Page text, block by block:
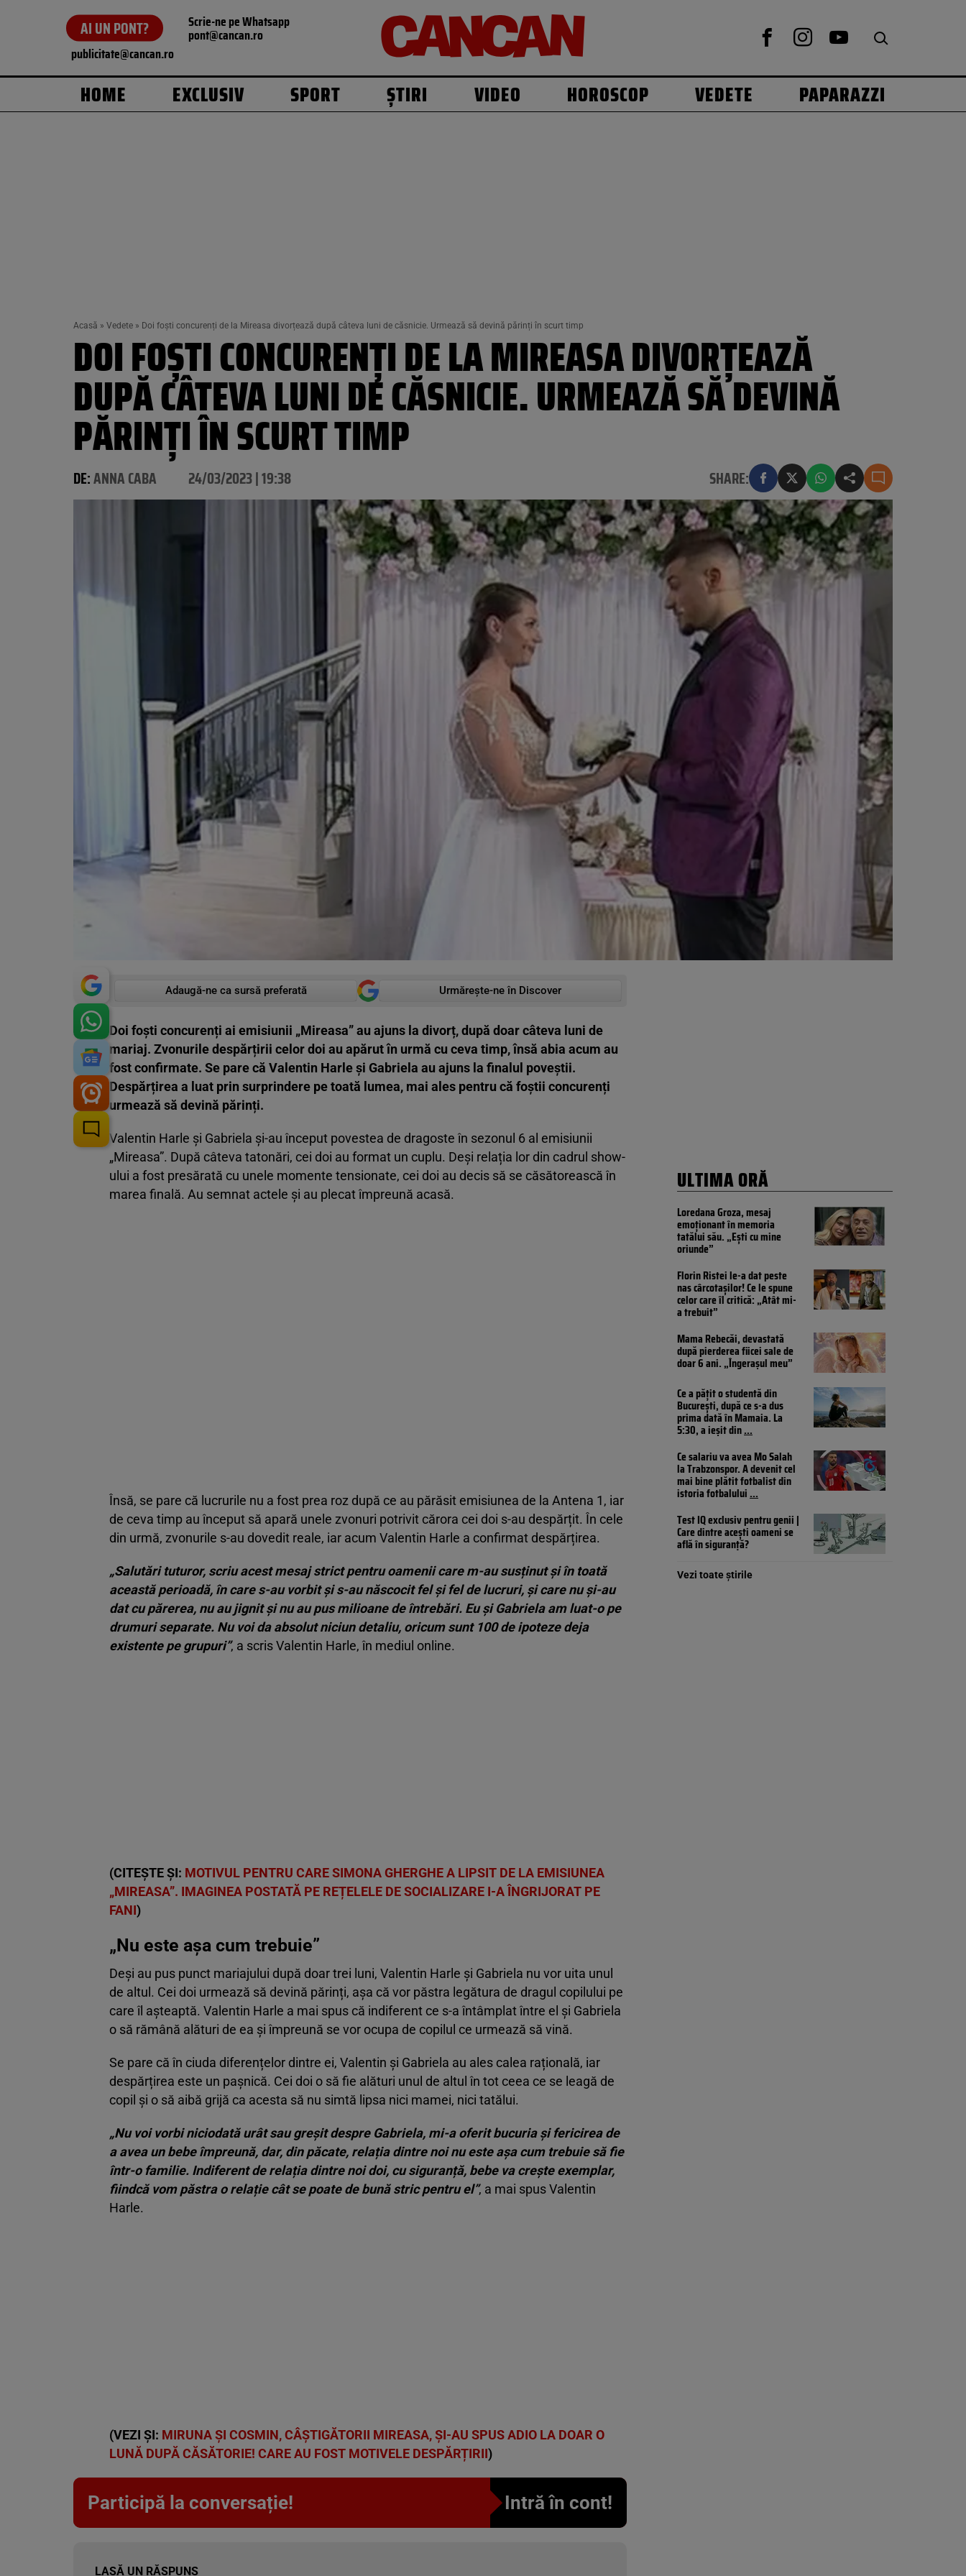
AI UN PONT? Scrie-ne pe Whatsapp
pont@cancan.ro
publicitate@cancan.ro
HOME EXCLUSIV SPORT ȘTIRI VIDEO HOROSCOP VEDETE PAPARAZZI
Acasă » Vedete » Doi foști concurenți de la Mireasa divorțează după câteva luni de căsnicie. Urmează să devină părinți în scurt timp
DOI FOȘTI CONCURENȚI DE LA MIREASA DIVORȚEAZĂ
DUPĂ CÂTEVA LUNI DE CĂSNICIE. URMEAZĂ SĂ DEVINĂ
PĂRINȚI ÎN SCURT TIMP
DE:ANNA CABA 24/03/2023 | 19:38 SHARE:
Adaugă-ne ca sursă preferată Urmărește-ne în Discover
Doi foști concurenți ai emisiunii „Mireasa” au ajuns la divorț, după doar câteva luni de
mariaj. Zvonurile despărțirii celor doi au apărut în urmă cu ceva timp, însă abia acum au
fost confirmate. Se pare că Valentin Harle și Gabriela au ajuns la finalul poveștii.
Despărțirea a luat prin surprindere pe toată lumea, mai ales pentru că foștii concurenți
urmează să devină părinți.
Valentin Harle și Gabriela și-au început povestea de dragoste în sezonul 6 al emisiunii
„Mireasa”. După câteva tatonări, cei doi au format un cuplu. Deși relația lor din cadrul show-
ului a fost presărată cu unele momente tensionate, cei doi au decis să se căsătorească în
marea finală. Au semnat actele și au plecat împreună acasă.
Însă, se pare că lucrurile nu a fost prea roz după ce au părăsit emisiunea de la Antena 1, iar
de ceva timp au început să apară unele zvonuri potrivit cărora cei doi s-au despărțit. În cele
din urmă, zvonurile s-au dovedit reale, iar acum Valentin Harle a confirmat despărțirea.
„Salutări tuturor, scriu acest mesaj strict pentru oamenii care m-au susținut și în toată
această perioadă, în care s-au vorbit și s-au născocit fel și fel de lucruri, și care nu și-au
dat cu părerea, nu au jignit și nu au pus milioane de întrebări. Eu și Gabriela am luat-o pe
drumuri separate. Nu voi da absolut niciun detaliu, oricum sunt 100 de ipoteze deja
existente pe grupuri”, a scris Valentin Harle, în mediul online.
(CITEȘTE ȘI: MOTIVUL PENTRU CARE SIMONA GHERGHE A LIPSIT DE LA EMISIUNEA
„MIREASA”. IMAGINEA POSTATĂ PE REȚELELE DE SOCIALIZARE I-A ÎNGRIJORAT PE
FANI)
„Nu este așa cum trebuie”
Deși au pus punct mariajului după doar trei luni, Valentin Harle și Gabriela nu vor uita unul
de altul. Cei doi urmează să devină părinți, așa că vor păstra legătura de dragul copilului pe
care îl așteaptă. Valentin Harle a mai spus că indiferent ce s-a întâmplat între el și Gabriela
o să rămână alături de ea și împreună se vor ocupa de copilul ce urmează să vină.
Se pare că în ciuda diferențelor dintre ei, Valentin și Gabriela au ales calea rațională, iar
despărțirea este un pașnică. Cei doi o să fie alături unul de altul în tot ceea ce se leagă de
copil și o să aibă grijă ca acesta să nu simtă lipsa nici mamei, nici tatălui.
„Nu voi vorbi niciodată urât sau greșit despre Gabriela, mi-a oferit bucuria și fericirea de
a avea un bebe împreună, dar, din păcate, relația dintre noi nu este așa cum trebuie să fie
într-o familie. Indiferent de relația dintre noi doi, cu siguranță, bebe va crește exemplar,
fiindcă vom păstra o relație cât se poate de bună stric pentru el”, a mai spus Valentin
Harle.
(VEZI ȘI: MIRUNA ȘI COSMIN, CÂȘTIGĂTORII MIREASA, ȘI-AU SPUS ADIO LA DOAR O
LUNĂ DUPĂ CĂSĂTORIE! CARE AU FOST MOTIVELE DESPĂRȚIRII)
Participă la conversație! Intră în cont!
LASĂ UN RĂSPUNS
ULTIMA ORĂ
Loredana Groza, mesaj
emoționant în memoria
tatălui său. „Ești cu mine
oriunde”
Florin Ristei le-a dat peste
nas cârcotașilor! Ce le spune
celor care îl critică: „Atât mi-
a trebuit”
Mama Rebecăi, devastată
după pierderea fiicei sale de
doar 6 ani. „Îngerașul meu”
Ce a pățit o studentă din
București, după ce s-a dus
prima dată în Mamaia. La
5:30, a ieșit din...
Ce salariu va avea Mo Salah
la Trabzonspor. A devenit cel
mai bine plătit fotbalist din
istoria fotbalului...
Test IQ exclusiv pentru genii |
Care dintre acești oameni se
află în siguranță?
Vezi toate știrile